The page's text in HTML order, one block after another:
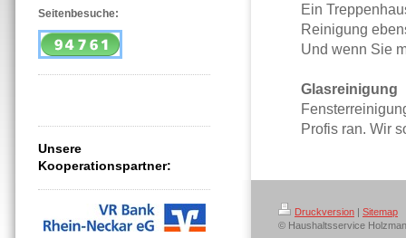
Seitenbesuche:
Unsere
Kooperationspartner:
Ein
Reinigung
Und wenn Sie
Glasreinigung
Profis ran. Wir
Druckversion | Sitemap
© Haushaltsservice